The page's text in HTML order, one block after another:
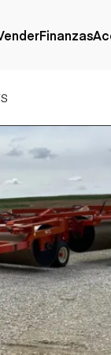
Camiones con
Grúas
Carretillas
Ascensores
Manipuladores
telescópicos
Movimiento
tierra
Topadoras
Cargadoras
Finanzas